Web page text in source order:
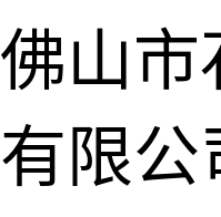
佛山市
有限公